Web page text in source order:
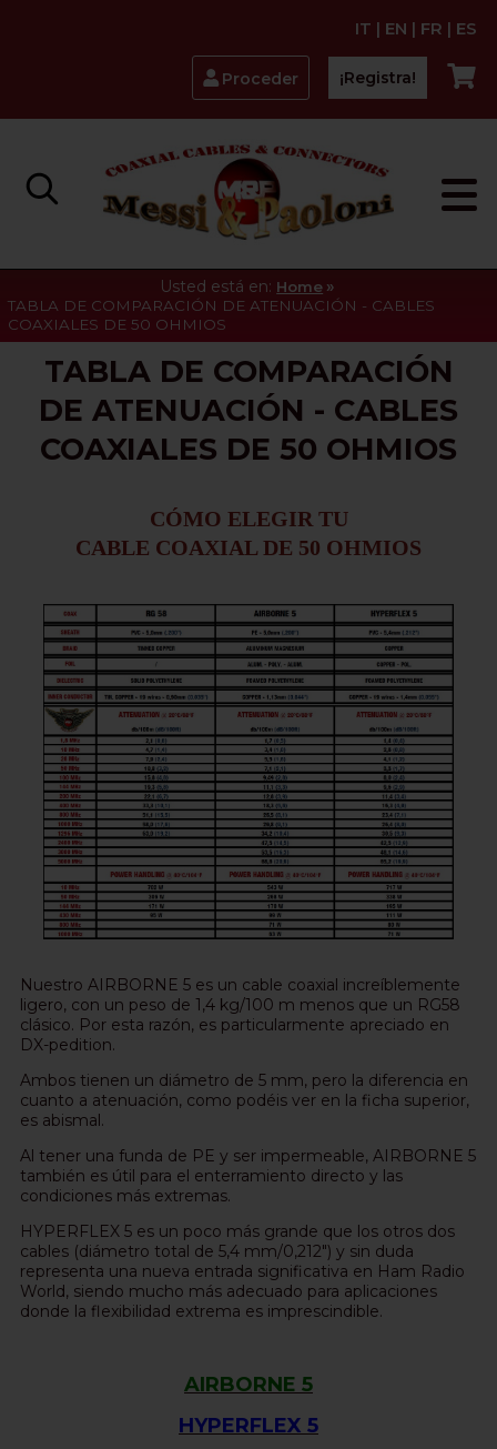
IT | EN | FR | ES
Proceder ¡Registra!
Usted está en: Home »
TABLA DE COMPARACIÓN DE ATENUACIÓN - CABLES
COAXIALES DE 50 OHMIOS
TABLA DE COMPARACIÓN
DE ATENUACIÓN - CABLES
COAXIALES DE 50 OHMIOS
CÓMO ELEGIR TU
CABLE COAXIAL DE 50 OHMIOS
Nuestro AIRBORNE 5 es un cable coaxial increíblemente
ligero, con un peso de 1,4 kg/100 m menos que un RG58
clásico. Por esta razón, es particularmente apreciado en
DX-pedition.
Ambos tienen un diámetro de 5 mm, pero la diferencia en
cuanto a atenuación, como podéis ver en la ficha superior,
es abismal.
Al tener una funda de PE y ser impermeable, AIRBORNE 5
también es útil para el enterramiento directo y las
condiciones más extremas.
HYPERFLEX 5 es un poco más grande que los otros dos
cables (diámetro total de 5,4 mm/0,212") y sin duda
representa una nueva entrada significativa en Ham Radio
World, siendo mucho más adecuado para aplicaciones
donde la flexibilidad extrema es imprescindible.
AIRBORNE 5
HYPERFLEX 5